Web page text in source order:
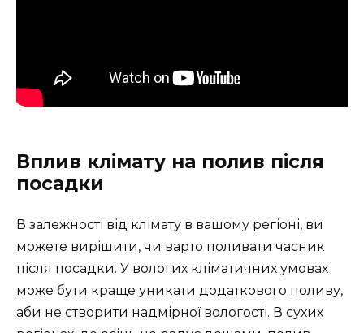
Вплив клімату на полив після
посадки
В залежності від клімату в вашому регіоні, ви
можете вирішити, чи варто поливати часник
після посадки. У вологих кліматичних умовах
може бути краще уникати додаткового поливу,
аби не створити надмірної вологості. В сухих